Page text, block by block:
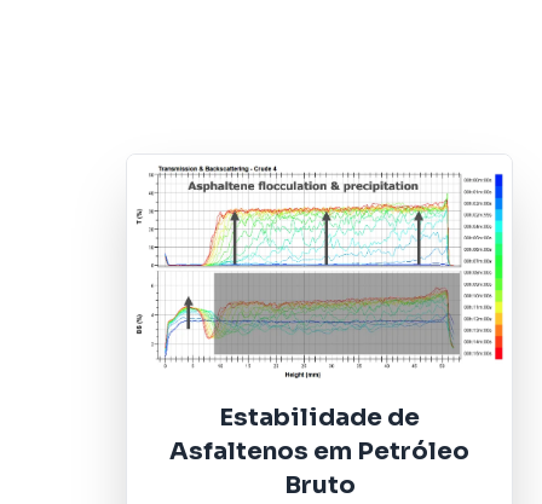
Estabilidade de
Asfaltenos em Petróleo
Bruto